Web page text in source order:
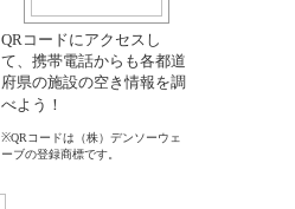
QRコードにアクセスし
て、携帯電話からも各都道
府県の施設の空き情報を調
べよう！
※QRコードは（株）デンソーウェ
ーブの登録商標です。